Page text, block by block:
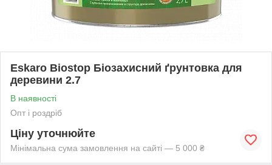
Eskaro Biostop Біозахисний ґрунтовка для
деревини 2.7
В наявності
Опт і роздріб
Ціну уточнюйте
Мінімальна сума замовлення на сайті — 5 000 ₴